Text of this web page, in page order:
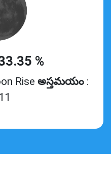
%
Rise అస్తమయం :